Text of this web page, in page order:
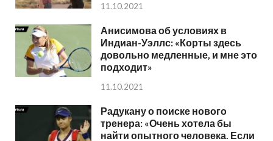
11.10.2021
Анисимова об условиях в
Индиан-Уэллс: «Корты здесь
довольно медленные, и мне это
подходит»
11.10.2021
Радукану о поиске нового
тренера: «Очень хотела бы
найти опытного человека. Если